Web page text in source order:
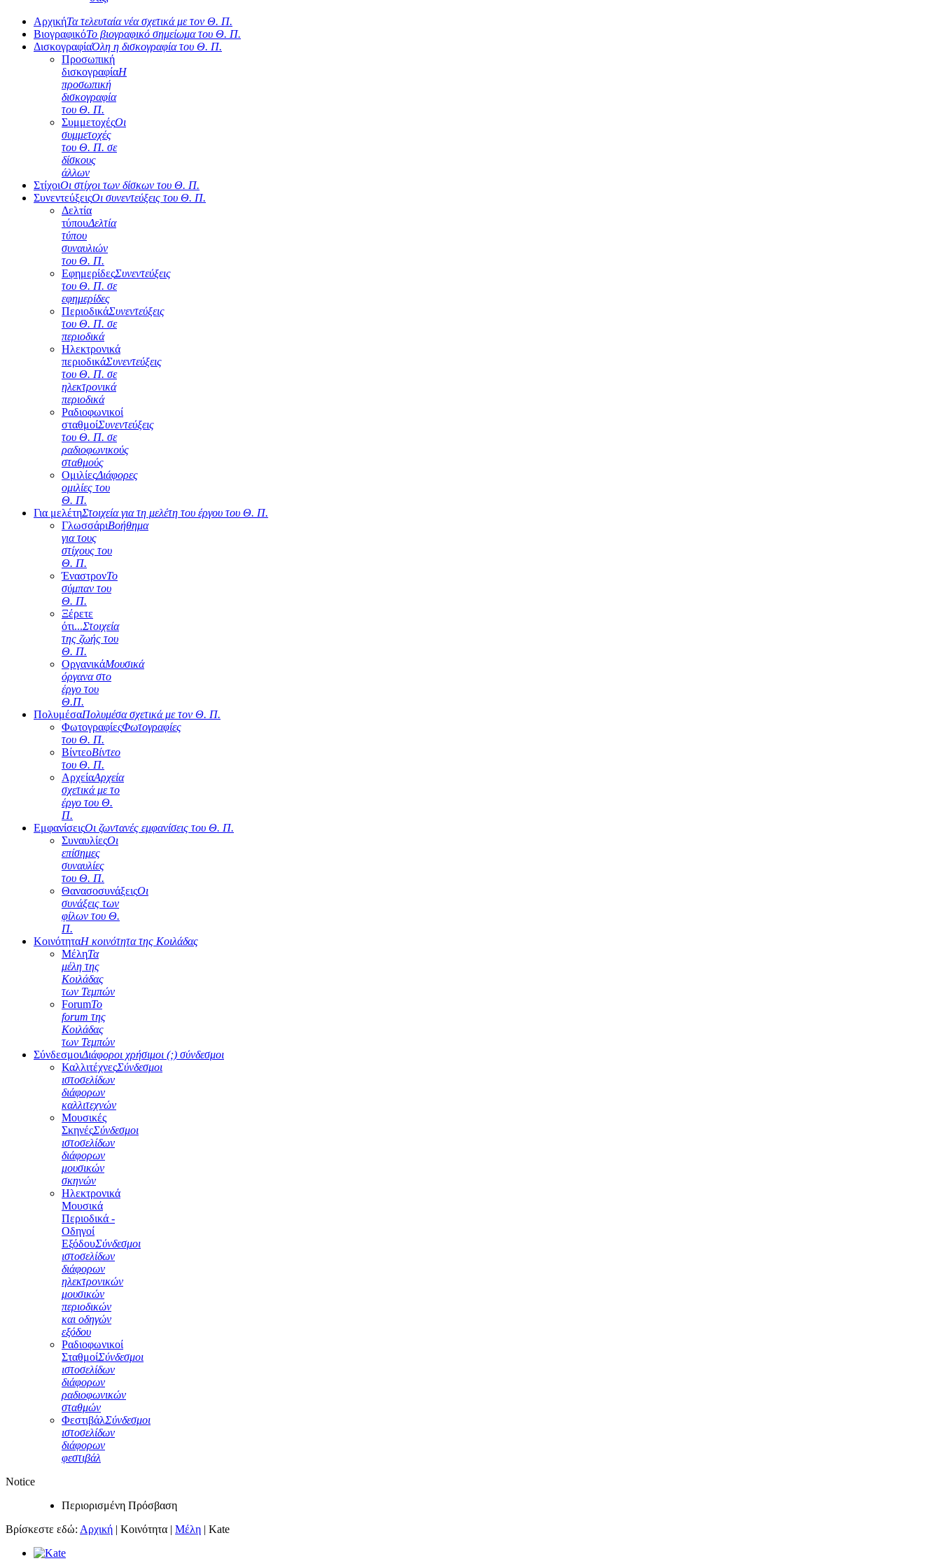
ΑρχικήΤα τελευταία νέα σχετικά με τον Θ. Π.
ΒιογραφικόΤο βιογραφικό σημείωμα του Θ. Π.
ΔισκογραφίαΌλη η δισκογραφία του Θ. Π.
Προσωπική
δισκογραφίαΗ
προσωπική
δισκογραφία
του Θ. Π.
ΣυμμετοχέςΟι
συμμετοχές
του Θ. Π. σε
δίσκους
άλλων
ΣτίχοιΟι στίχοι των δίσκων του Θ. Π.
ΣυνεντεύξειςΟι συνεντεύξεις του Θ. Π.
Δελτία
τύπουΔελτία
τύπου
συναυλιών
του Θ. Π.
ΕφημερίδεςΣυνεντεύξεις
του Θ. Π. σε
εφημερίδες
ΠεριοδικάΣυνεντεύξεις
του Θ. Π. σε
περιοδικά
Ηλεκτρονικά
περιοδικάΣυνεντεύξεις
του Θ. Π. σε
ηλεκτρονικά
περιοδικά
Ραδιοφωνικοί
σταθμοίΣυνεντεύξεις
του Θ. Π. σε
ραδιοφωνικούς
σταθμούς
ΟμιλίεςΔιάφορες
ομιλίες του
Θ. Π.
Για μελέτηΣτοιχεία για τη μελέτη του έργου του Θ. Π.
ΓλωσσάριΒοήθημα
για τους
στίχους του
Θ. Π.
ΈναστρονΤο
σύμπαν του
Θ. Π.
Ξέρετε
ότι...Στοιχεία
της ζωής του
Θ. Π.
ΟργανικάΜουσικά
όργανα στο
έργο του
Θ.Π.
ΠολυμέσαΠολυμέσα σχετικά με τον Θ. Π.
ΦωτογραφίεςΦωτογραφίες
του Θ. Π.
ΒίντεοΒίντεο
του Θ. Π.
ΑρχείαΑρχεία
σχετικά με το
έργο του Θ.
Π.
ΕμφανίσειςΟι ζωντανές εμφανίσεις του Θ. Π.
ΣυναυλίεςΟι
επίσημες
συναυλίες
του Θ. Π.
ΘανασοσυνάξειςΟι
συνάξεις των
φίλων του Θ.
Π.
ΚοινότηταΗ κοινότητα της Κοιλάδας
ΜέληΤα
μέλη της
Κοιλάδας
των Τεμπών
ForumΤο
forum της
Κοιλάδας
των Τεμπών
ΣύνδεσμοιΔιάφοροι χρήσιμοι (;) σύνδεσμοι
ΚαλλιτέχνεςΣύνδεσμοι
ιστοσελίδων
διάφορων
καλλιτεχνών
Μουσικές
ΣκηνέςΣύνδεσμοι
ιστοσελίδων
διάφορων
μουσικών
σκηνών
Ηλεκτρονικά
Μουσικά
Περιοδικά -
Οδηγοί
ΕξόδουΣύνδεσμοι
ιστοσελίδων
διάφορων
ηλεκτρονικών
μουσικών
περιοδικών
και οδηγών
εξόδου
Ραδιοφωνικοί
ΣταθμοίΣύνδεσμοι
ιστοσελίδων
διάφορων
ραδιοφωνικών
σταθμών
ΦεστιβάλΣύνδεσμοι
ιστοσελίδων
διάφορων
φεστιβάλ
Notice
Περιορισμένη Πρόσβαση
Βρίσκεστε εδώ: Αρχική | Κοινότητα | Μέλη | Kate